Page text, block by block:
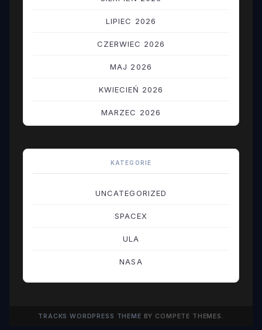
LIPIEC 2026
CZERWIEC 2026
MAJ 2026
KWIECIEŃ 2026
MARZEC 2026
STYCZEŃ 2026
CZERWIEC 2025
KATEGORIE
UNCATEGORIZED
SPACEX
ULA
NASA
TRACKS WORDPRESS THEME BY COMPETE THEMES.